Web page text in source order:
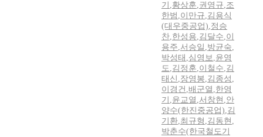
기 ,황상훈,권영규,조
한범 ,이만규,김용식
(대우중공업),정승
찬,한성용,김달수,이
용주,서승일 ,방균숙,
박성태 ,심영보,윤영
도,김정훈,이철수,김
태신 ,장영봉,김종성 ,
이경건 ,배군열 ,한영
기 ,윤교열 ,서창현 ,안
양수(한진중공업),김
기환,최규형 ,김동현 ,
박춘수(한국철도기